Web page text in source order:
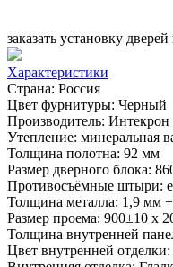
заказать установку
Характеристики
Страна: Россия
Цвет фурнитуры: Черный
Производитель:
Утепление: минеральная
Толщина полотна: 92 мм
Размер дверного блока:
Противосъёмные штыри:
Толщина металла: 1,9 мм
Размер проема: 900±10 х
Толщина внутренней
Цвет внутренней отделки: